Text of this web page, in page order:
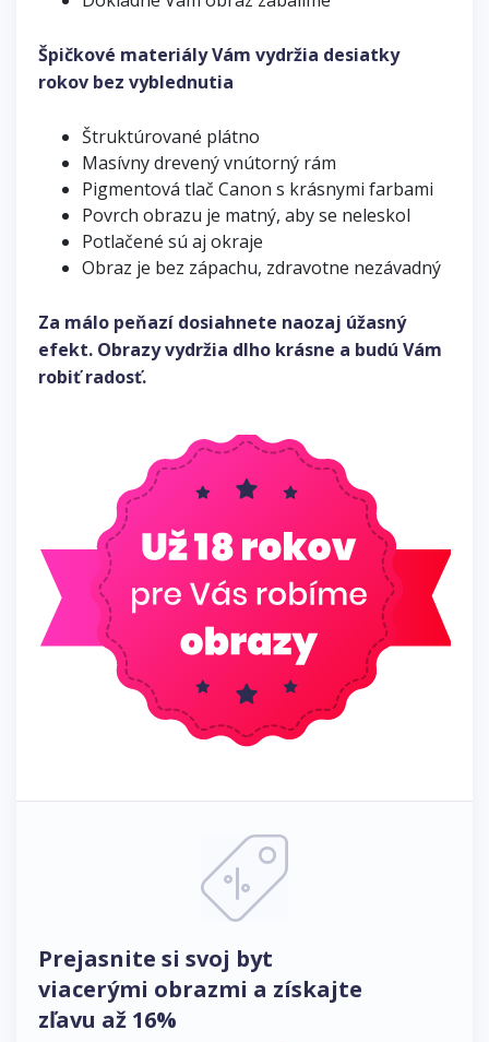
Špičkové materiály Vám vydržia desiatky
rokov bez vyblednutia
Štruktúrované plátno
Masívny drevený vnútorný rám
Pigmentová tlač Canon s krásnymi farbami
Povrch obrazu je matný, aby se neleskol
Potlačené sú aj okraje
Obraz je bez zápachu, zdravotne nezávadný
Za málo peňazí dosiahnete naozaj úžasný
efekt. Obrazy vydržia dlho krásne a budú Vám
robiť radosť.
Prejasnite si svoj byt
viacerými obrazmi a získajte
zľavu až 16%